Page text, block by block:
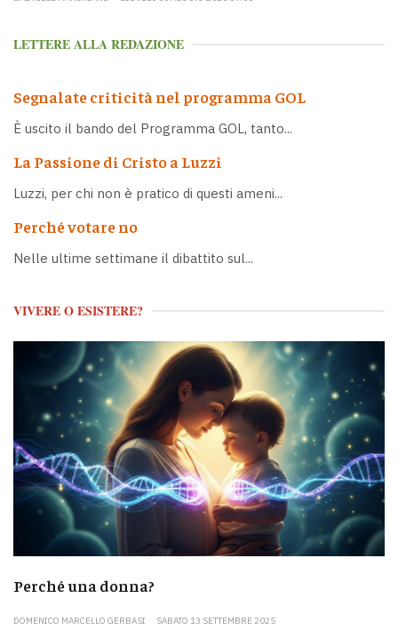
LETTERE ALLA REDAZIONE
Segnalate criticità nel programma GOL
È uscito il bando del Programma GOL, tanto...
La Passione di Cristo a Luzzi
Luzzi, per chi non è pratico di questi ameni...
Perché votare no
Nelle ultime settimane il dibattito sul...
VIVERE O ESISTERE?
Perché una donna?
DOMENICO MARCELLO GERBASI SABATO 13 SETTEMBRE 2025